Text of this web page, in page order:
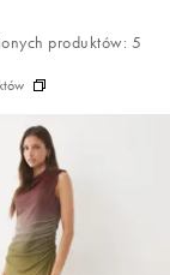
produktów: 5